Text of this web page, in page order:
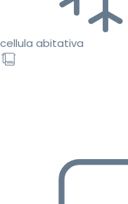
cellula abitativa